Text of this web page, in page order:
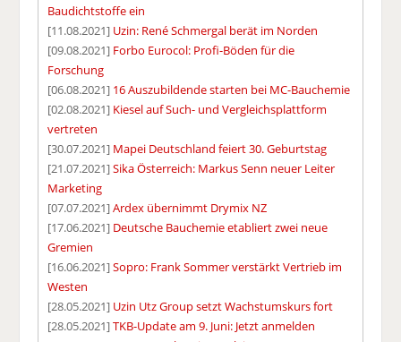
Baudichtstoffe ein
[11.08.2021] Uzin: René Schmergal berät im Norden
[09.08.2021] Forbo Eurocol: Profi-Böden für die
Forschung
[06.08.2021] 16 Auszubildende starten bei MC-Bauchemie
[02.08.2021] Kiesel auf Such- und Vergleichsplattform
vertreten
[30.07.2021] Mapei Deutschland feiert 30. Geburtstag
[21.07.2021]Sika Österreich: Markus Senn neuer Leiter
Marketing
[07.07.2021]Ardex übernimmt Drymix NZ
[17.06.2021] Deutsche Bauchemie etabliert zwei neue
Gremien
[16.06.2021]Sopro: Frank Sommer verstärkt Vertrieb im
Westen
[28.05.2021] Uzin Utz Group setzt Wachstumskurs fort
[28.05.2021]TKB-Update am 9. Juni: Jetzt anmelden